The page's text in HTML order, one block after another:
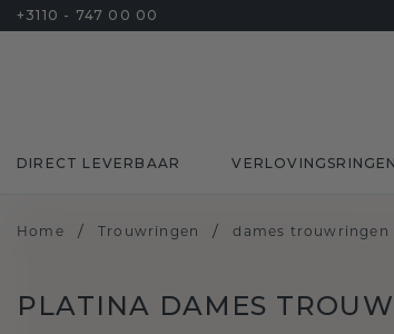
+3110 - 747 00 00
DIRECT LEVERBAAR VERLOVINGSRINGEN
Home / Trouwringen / dames trouwringen
PLATINA DAMES